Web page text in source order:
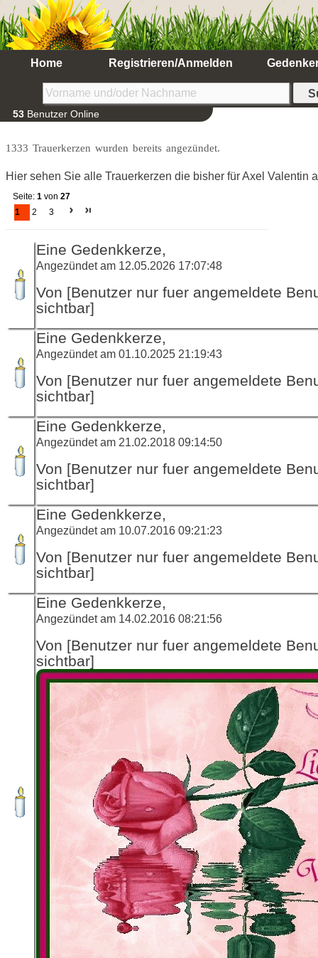
Home Registrieren/Anmelden
53 Benutzer Online
1333 Trauerkerzen wurden bereits angezündet.
Hier sehen Sie alle Trauerkerzen die bisher für Axel Valentin
Seite: 1 von 27
1
2 3
Eine Gedenkkerze,
Angezündet am 12.05.2026 17:07:48
Von [Benutzer nur fuer angemeldete
sichtbar]
Eine Gedenkkerze,
Angezündet am 01.10.2025 21:19:43
Von [Benutzer nur fuer angemeldete
sichtbar]
Eine Gedenkkerze,
Angezündet am 21.02.2018 09:14:50
Von [Benutzer nur fuer angemeldete
sichtbar]
Eine Gedenkkerze,
Angezündet am 10.07.2016 09:21:23
Von [Benutzer nur fuer angemeldete
sichtbar]
Eine Gedenkkerze,
Angezündet am 14.02.2016 08:21:56
Von [Benutzer nur fuer angemeldete
sichtbar]